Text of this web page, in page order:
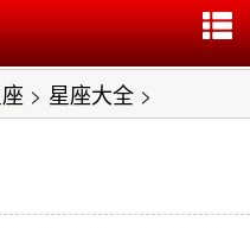
> 星座大全 >